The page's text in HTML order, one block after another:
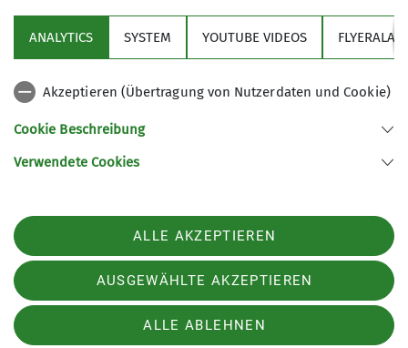
Programm
News
82216 Maisach
Telefon +4981415294440
Datenschutz-Einstellungen
Datenschutz
ANALYTICS SYSTEM YOUTUBE VIDEOS
Akzeptieren (Übertragung von Nutzerdaten und Cookie)
Cookie Beschreibung
Verwendete Cookies
ALLE AKZEPTIEREN
AUSGEWÄHLTE AKZEPTIEREN
ALLE ABLEHNEN